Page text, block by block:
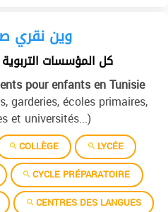
🤔 وين
كل المؤسسات
pour enfants en Tunisie
garderies, écoles primaires,
et universités...)
COLLÈGE
LYCÉE
CYCLE PRÉPARATOIRE
CENTRES DES LANGUES